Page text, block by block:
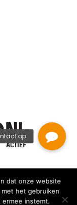
dat onze website
het gebruiken
ermee instemt.